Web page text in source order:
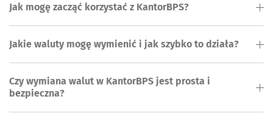
Jak mogę zacząć korzystać z KantorBPS?
Jakie waluty mogę wymienić i jak szybko to działa?
Czy wymiana walut w KantorBPS jest prosta i
bezpieczna?